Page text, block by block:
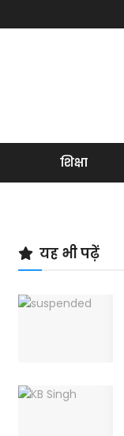
शिक्षा
यह भी पढ़ें